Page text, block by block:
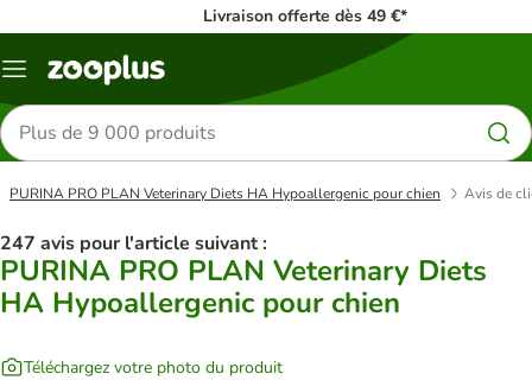
Livraison offerte dès 49 €*
Menu
Rechercher
des
produits
PURINA PRO PLAN Veterinary Diets HA Hypoallergenic pour chien Avis de
247 avis pour l'article suivant :
PURINA PRO PLAN Veterinary Diets
HA Hypoallergenic pour chien
Téléchargez votre photo du produit